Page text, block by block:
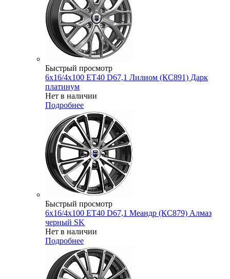
Быстрый просмотр
6x16/4x100 ET40 D67,1 Лилиом (КС891) Дарк
платинум
Нет в наличии
Подробнее
Быстрый просмотр
6x16/4x100 ET40 D67,1 Меандр (КС879) Алмаз
черный SK
Нет в наличии
Подробнее